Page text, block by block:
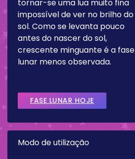
tornar-se uma lua muito fina
impossível de ver no brilho do
sol. Como se levanta pouco
antes do nascer do sol,
crescente minguante é a fase
lunar menos observada.
FASE LUNAR HOJE
Modo de utilização